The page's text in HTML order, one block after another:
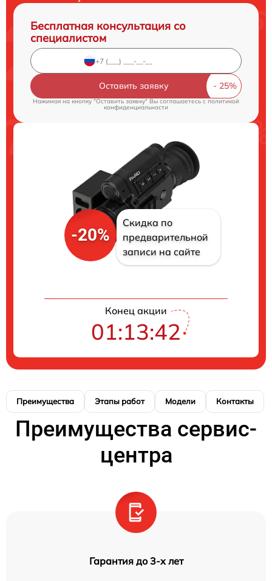
Бесплатная консультация со
специалистом
Оставить заявку
Нажимая на кнопку "Оставить заявку" Вы соглашаетесь c политикой
конфиденциальности
-20%
Скидка по
предварительной
записи на сайте
Конец акции
01:13:41
Преимущества Этапы работ Модели Контакты
Преимущества сервис-
центра
Гарантия до 3-х лет